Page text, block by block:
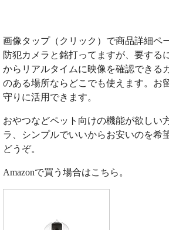
画像タップ（クリック）で商品詳細ペ
防犯カメラと銘打ってますが、要する
からリアルタイムに映像を確認できる
のある場所ならどこでも使えます。お
守りに活用できます。
おやつなどペット向けの機能が欲しい
ラ、シンプルでいいからお安いのを希
どうぞ。
Amazonで買う場合はこちら。